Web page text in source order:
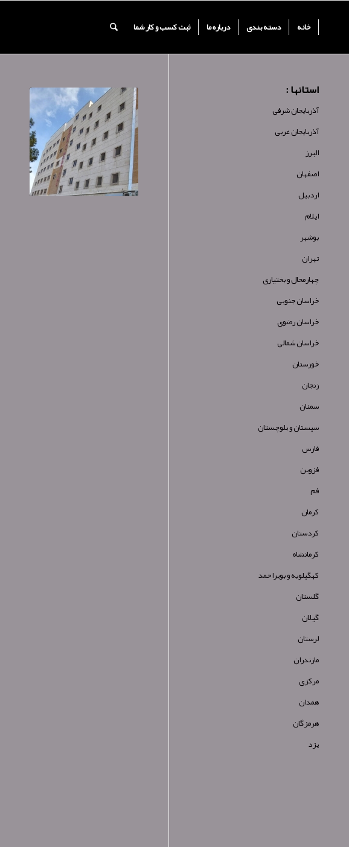
خانه دسته بندی درباره ما ثبت کسب و کار شما
استانها :
آذربایجان شرقی
آذربایجان غربی
البرز
اصفهان
اردبیل
ایلام
بوشهر
تهران
چهارمحال و بختیاری
خراسان جنوبی
خراسان رضوی
خراسان شمالی
خوزستان
زنجان
سمنان
سیستان و بلوچستان
فارس
قزوین
قم
کرمان
کردستان
کرمانشاه
کهگیلویه و بویراحمد
گلستان
گیلان
لرستان
مازندران
مرکزی
همدان
هرمزگان
یزد